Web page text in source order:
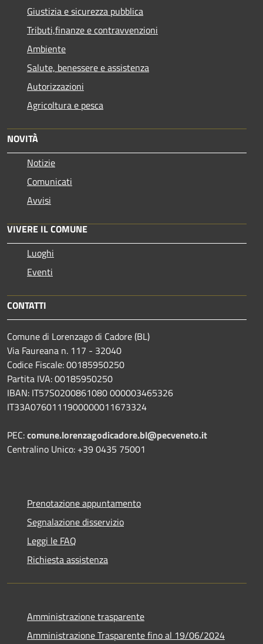
Giustizia e sicurezza pubblica
Tributi,finanze e contravvenzioni
Ambiente
Salute, benessere e assistenza
Autorizzazioni
Agricoltura e pesca
NOVITÀ
Notizie
Comunicati
Avvisi
VIVERE IL COMUNE
Luoghi
Eventi
CONTATTI
Comune di Lorenzago di Cadore (BL)
Via Faureana n. 117 - 32040
Codice Fiscale: 00185950250
Partita IVA: 00185950250
IBAN: IT57S0200861080 000003465326
IT33A0760111900000011673324
PEC:comune.lorenzagodicadore.bl@pecveneto.it
Centralino Unico: +39 0435 75001
Prenotazione appuntamento
Segnalazione disservizio
Leggi le FAQ
Richiesta assistenza
Amministrazione trasparente
Amministrazione Trasparente fino al 19/06/2024